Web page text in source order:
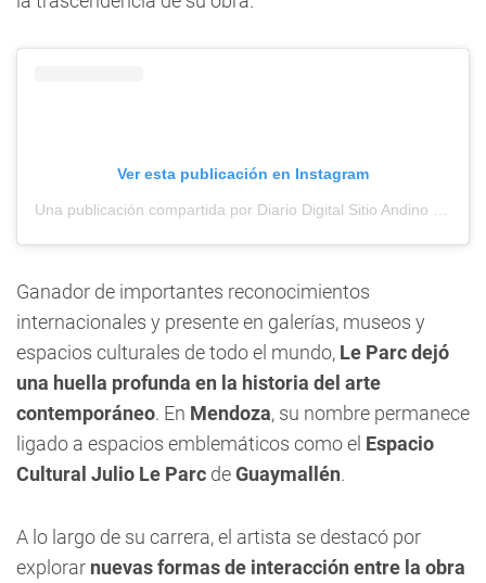
Ver esta publicación en Instagram
Ganador de importantes reconocimientos
internacionales y presente en galerías, museos y
espacios culturales de todo el mundo, Le Parc dejó
una huella profunda en la historia del arte
contemporáneo. En Mendoza, su nombre permanece
ligado a espacios emblemáticos como el Espacio
Cultural Julio Le Parc deGuaymallén.
A lo largo de su carrera, el artista se destacó por
explorar nuevas formas de interacción entre la obra